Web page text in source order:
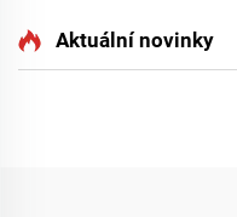
Aktuální novinky